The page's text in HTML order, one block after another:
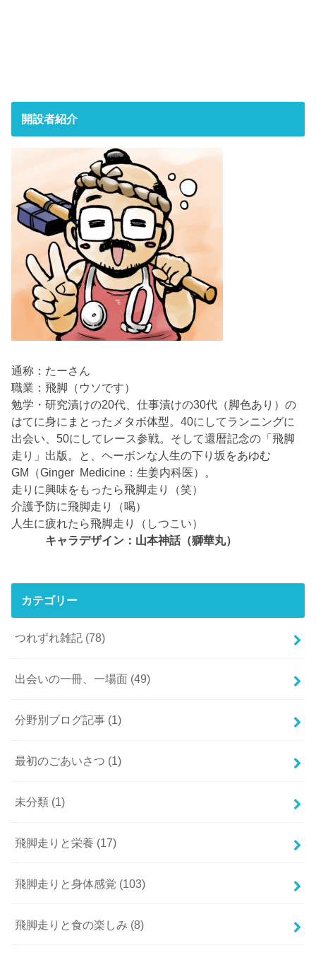
開設者紹介
通称：たーさん
職業：飛脚（ウソです）
勉学・研究漬けの20代、仕事漬けの30代（脚色あり）の
はてに身にまとったメタボ体型。40にしてランニングに
出会い、50にしてレース参戦。そして還暦記念の「飛脚
走り」出版。と、ヘーボンな人生の下り坂をあゆむ
GM（Ginger Medicine：生姜内科医）。
走りに興味をもったら飛脚走り（笑）
介護予防に飛脚走り（喝）
人生に疲れたら飛脚走り（しつこい）
キャラデザイン：山本神話（獅華丸）
カテゴリー
つれずれ雑記 (78)
出会いの一冊、一場面 (49)
分野別ブログ記事 (1)
最初のごあいさつ (1)
未分類 (1)
飛脚走りと栄養 (17)
飛脚走りと身体感覚 (103)
飛脚走りと食の楽しみ (8)